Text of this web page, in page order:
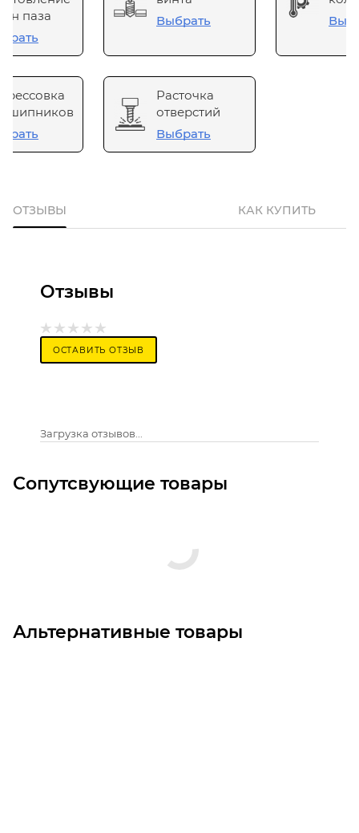
паза
Выбрать
Расточка
отверстий
Выбрать
ОТЗЫВЫ КАК КУПИТЬ
Отзывы
ОСТАВИТЬ ОТЗЫВ
Загрузка отзывов...
Сопутсвующие товары
Альтернативные товары